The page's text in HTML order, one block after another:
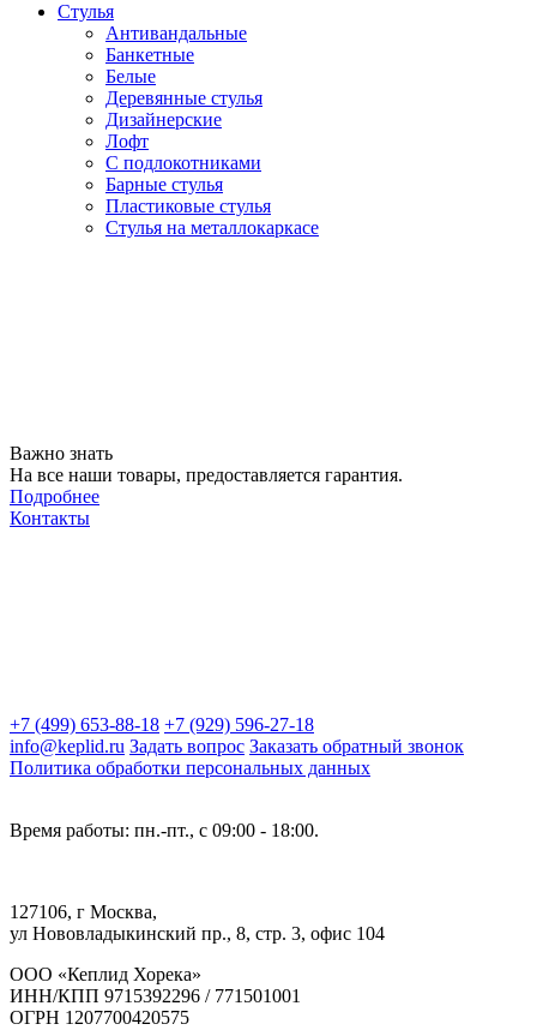
Стулья
Антивандальные
Банкетные
Белые
Деревянные стулья
Дизайнерские
Лофт
С подлокотниками
Барные стулья
Пластиковые стулья
Стулья на металлокаркасе
Важно знать
На все наши товары, предоставляется гарантия.
Подробнее
Контакты
+7 (499) 653-88-18 +7 (929) 596-27-18
info@keplid.ru Задать вопрос Заказать обратный звонок
Политика обработки персональных данных
Время работы: пн.-пт., с 09:00 - 18:00.
127106, г Москва,
ул Нововладыкинский пр., 8, стр. 3, офис 104
ООО «Кеплид Хорека»
ИНН/КПП 9715392296 / 771501001
ОГРН 1207700420575